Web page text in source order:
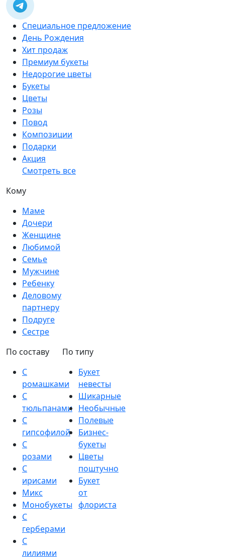
Специальное предложение
День Рождения
Хит продаж
Премиум букеты
Недорогие цветы
Букеты
Цветы
Розы
Повод
Композиции
Подарки
Акция
Смотреть все
Кому
Маме
Дочери
Женщине
Любимой
Семье
Мужчине
Ребенку
Деловому
партнеру
Подруге
Сестре
По составу
С
ромашками
С
тюльпанами
С
гипсофилой
С
розами
С
ирисами
Микс
Монобукеты
С
герберами
С
лилиями
По типу
Букет
невесты
Шикарные
Необычные
Полевые
Бизнес-
букеты
Цветы
поштучно
Букет
от
флориста